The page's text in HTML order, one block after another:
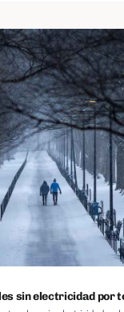
sin electricidad por